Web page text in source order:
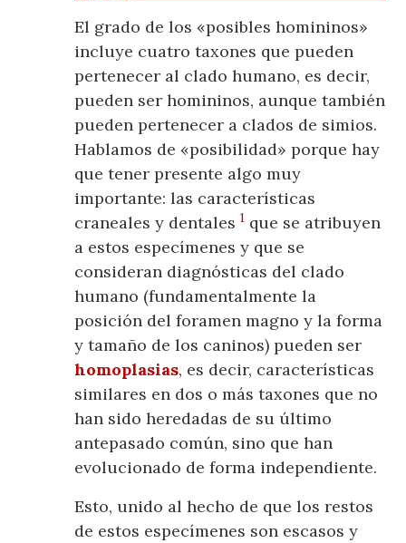
El grado de los «posibles homininos»
incluye cuatro taxones que pueden
pertenecer al clado humano, es decir,
pueden ser homininos, aunque también
pueden pertenecer a clados de simios.
Hablamos de «posibilidad» porque hay
que tener presente algo muy
importante: las características
craneales y dentales1 que se atribuyen
a estos especímenes y que se
consideran diagnósticas del clado
humano (fundamentalmente la
posición del foramen magno y la forma
y tamaño de los caninos) pueden ser
homoplasias, es decir, características
similares en dos o más taxones que no
han sido heredadas de su último
antepasado común, sino que han
evolucionado de forma independiente.
Esto, unido al hecho de que los restos
de estos especímenes son escasos y